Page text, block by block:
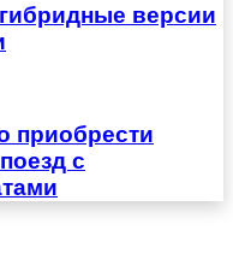
версии
приобрести
с